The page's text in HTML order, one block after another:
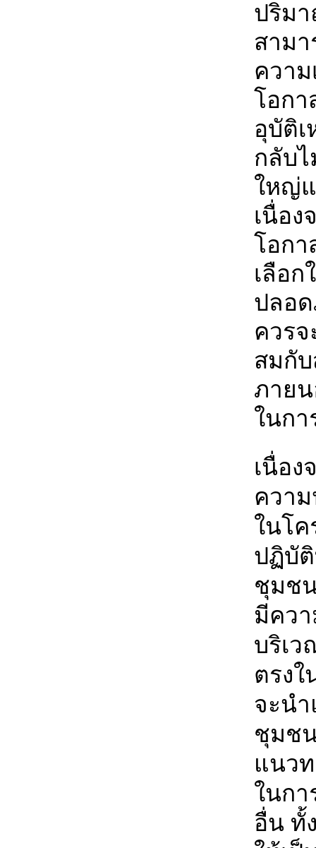
ปริม
สาม
ความ
โอกา
อุบัติเ
กลับ
ใหญ่
เนื่อง
โอกา
เลือ
ปลอ
ควรจ
สมกั
ภายน
ในก
เนื่อ
ควา
ในโค
ปฏิบั
ชุมช
มีควา
บริเว
ตรง
จะน
ชุมช
แนว
ในก
อื่น ทั้